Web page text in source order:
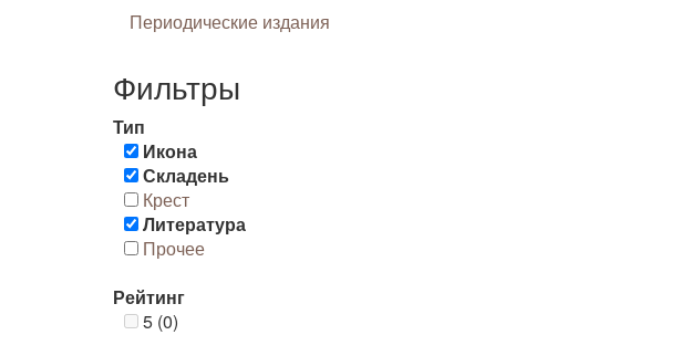
Периодические издания
Фильтры
Тип
Икона
Складень
Крест
Литература
Прочее
Рейтинг
5 (0)